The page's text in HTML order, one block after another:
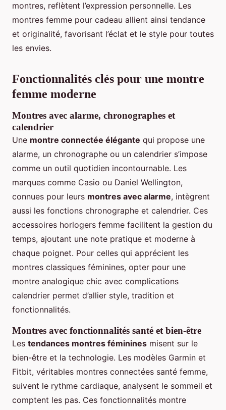
montres, reflètent l’expression personnelle. Les
montres femme pour cadeau allient ainsi tendance
et originalité, favorisant l’éclat et le style pour toutes
les envies.
Fonctionnalités clés pour une montre
femme moderne
Montres avec alarme, chronographes et
calendrier
Une montre connectée élégante qui propose une
alarme, un chronographe ou un calendrier s’impose
comme un outil quotidien incontournable. Les
marques comme Casio ou Daniel Wellington,
connues pour leurs montres avec alarme, intègrent
aussi les fonctions chronographe et calendrier. Ces
accessoires horlogers femme facilitent la gestion du
temps, ajoutant une note pratique et moderne à
chaque poignet. Pour celles qui apprécient les
montres classiques féminines, opter pour une
montre analogique chic avec complications
calendrier permet d’allier style, tradition et
fonctionnalités.
Montres avec fonctionnalités santé et bien-être
Les tendances montres féminines misent sur le
bien-être et la technologie. Les modèles Garmin et
Fitbit, véritables montres connectées santé femme,
suivent le rythme cardiaque, analysent le sommeil et
comptent les pas. Ces fonctionnalités montre